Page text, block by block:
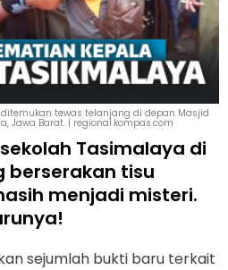
tewas telanjang di depan Masjid
Jawa Barat. | regional.kompas.com
Tasimalaya di
berserakan tisu
menjadi misteri.
sejumlah bukti baru terkait